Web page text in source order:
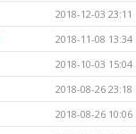
2018-12-03 23:11
2018-11-08 13:34
2018-10-03 15:04
2018-08-26 23:18
2018-08-26 10:06